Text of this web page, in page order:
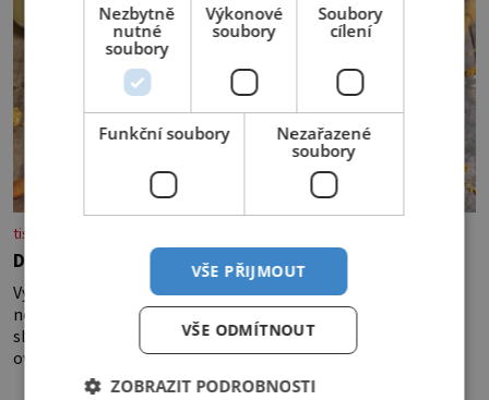
tisicereceptu.cz
Domácí ořechová granola bez cukru
Vynikající a zdravá snídaně je tu! Suroviny Vždy 1 šálek –
neloupaných mandlí kešu ořechů vlašských ořechů
slunečnicových semínek semínek dýně rozinek 3 šálky
ovesných vloček 1 lžíce mlet
Nezbytně
nutné
soubory
Výkonové
soubory
Soubory
cílení
Funkční soubory
Nezařazené
soubory
VŠE PŘIJMOUT
VŠE ODMÍTNOUT
ZOBRAZIT PODROBNOSTI